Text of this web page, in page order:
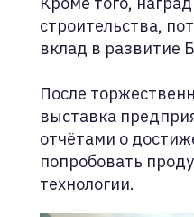
строительства,
вклад в развитие
После
выставка
отчётами о
попробовать
технологии.